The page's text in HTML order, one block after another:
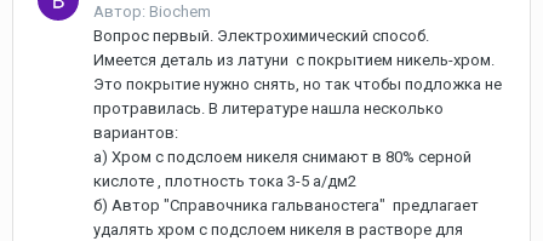
Автор: Biochem
Вопрос первый. Электрохимический способ.
Имеется деталь из латуни с покрытием никель-хром.
Это покрытие нужно снять, но так чтобы подложка не
протравилась. В литературе нашла несколько
вариантов:
а) Хром с подслоем никеля снимают в 80% серной
кислоте , плотность тока 3-5 а/дм2
б) Автор "Справочника гальваностега" предлагает
удалять хром с подслоем никеля в растворе для